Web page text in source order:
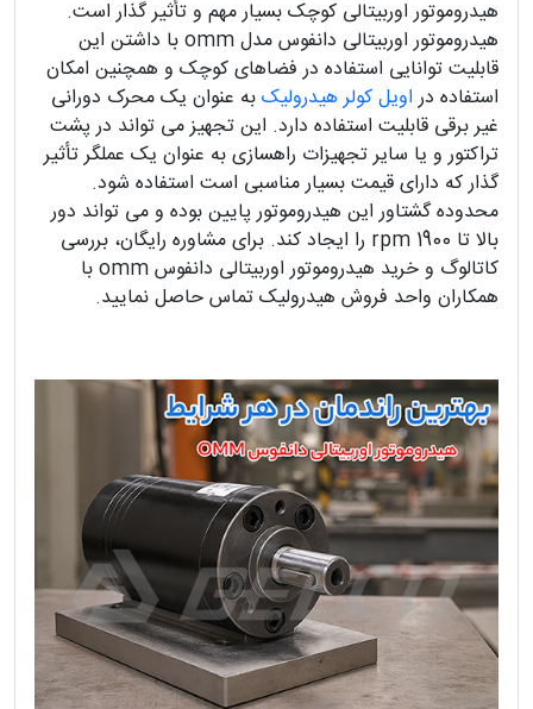
هیدروموتور اوربیتالی کوچک بسیار مهم و تأثیر گذار است.
هیدروموتور اوربیتالی دانفوس مدل omm با داشتن این
قابلیت توانایی استفاده در فضاهای کوچک و همچنین امکان
استفاده دراویل کولر هیدرولیکبه عنوان یک محرک دورانی
غیر برقی قابلیت استفاده دارد. این تجهیز می تواند در پشت
تراکتور و یا سایر تجهیزات راهسازی به عنوان یک عملگر تأثیر
گذار که دارای قیمت بسیار مناسبی است استفاده شود.
محدوده گشتاور این هیدروموتور پایین بوده و می تواند دور
بالا تا 1900 rpm را ایجاد کند. برای مشاوره رایگان، بررسی
کاتالوگ و خرید هیدروموتور اوربیتالی دانفوس omm با
همکاران واحد فروش هیدرولیک تماس حاصل نمایید.